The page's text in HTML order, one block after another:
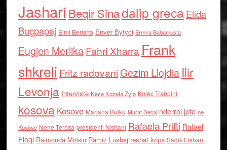
Jashari Beqir Sinadalip grecaElida
Buçpapaj Elmi Berisha Enver Bytyci Ermira Babamusta
Eugjen MerlikaFahri Xharra Frank
shkreli Fritz radovaniGezim Llojdia Ilir
Levonja Interviste Keze Kozeta Zylo Kolec Traboini
kosova Kosove Marjana Bulku Murat Gecaj nderroi jete ne
Kosove Nene Tereza presidenti Nishani Rafaela Prifti Rafael
Floqi Raimonda Moisiu Ramiz Lushaj reshat kripa Sadik Elshani